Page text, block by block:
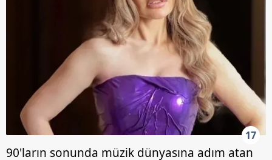
17
90'ların sonunda müzik dünyasına adım atan